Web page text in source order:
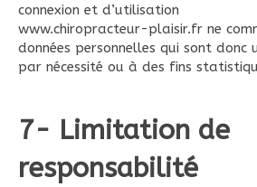
connexion et d’utilisation
www.chiropracteur-plaisir.fr ne
données personnelles qui sont donc
par nécessité ou à des fins
7- Limitation de
responsabilité